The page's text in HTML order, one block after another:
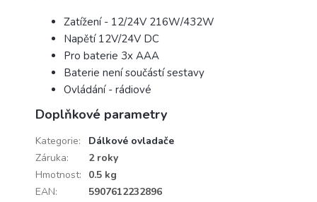
Zatížení - 12/24V 216W/432W
Napětí 12V/24V DC
Pro baterie 3x AAA
Baterie není součástí sestavy
Ovládání - rádiové
Doplňkové parametry
Kategorie:
Dálkové ovladače
Záruka:
2 roky
Hmotnost:
0.5 kg
EAN: 5907612232896